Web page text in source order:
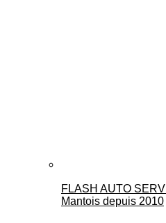
FLASH AUTO
Mantois depuis 2010